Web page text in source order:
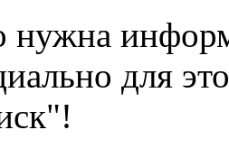
нужна
для